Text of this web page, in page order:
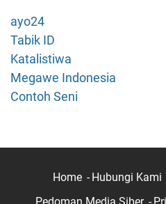
ayo24
Tabik ID
Katalistiwa
Megawe Indonesia
Contoh Seni
Home Hubungi Kami